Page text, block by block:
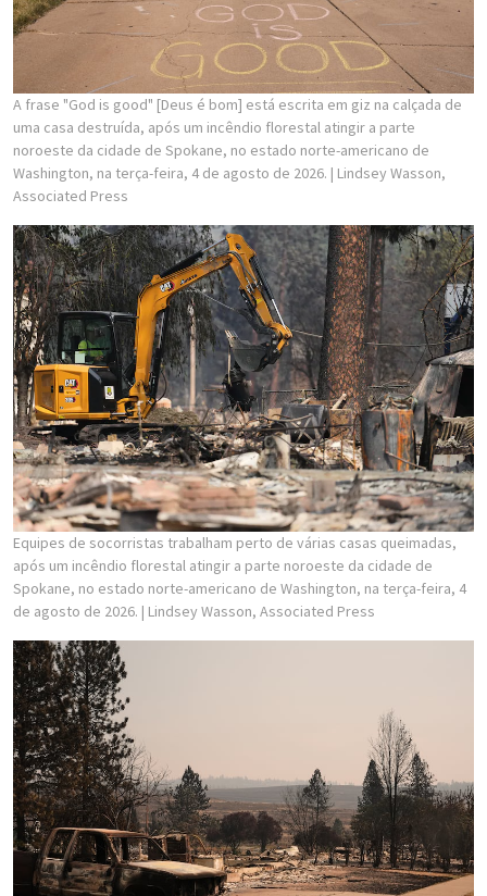
A frase "God is good" [Deus é bom] está escrita em giz na calçada de
uma casa destruída, após um incêndio florestal atingir a parte
noroeste da cidade de Spokane, no estado norte-americano de
Washington, na terça-feira, 4 de agosto de 2026. | Lindsey Wasson,
Associated Press
Equipes de socorristas trabalham perto de várias casas queimadas,
após um incêndio florestal atingir a parte noroeste da cidade de
Spokane, no estado norte-americano de Washington, na terça-feira, 4
de agosto de 2026. | Lindsey Wasson, Associated Press